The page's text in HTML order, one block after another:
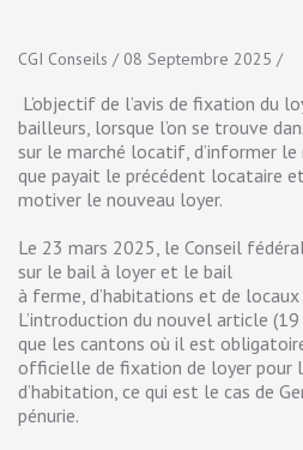
CGI Conseils / 08 Septembre 2025 /
L’objectif de l’avis de fixation du
bailleurs, lorsque l’on se trouve
sur le marché locatif, d’informer
que payait le précédent locataire
motiver le nouveau loyer.
Le 23 mars 2025, le Conseil
sur le bail à loyer et le bail
à ferme, d’habitations et de
L’introduction du nouvel article
que les cantons où il est
officielle de fixation de loyer pour
d’habitation, ce qui est le cas de
pénurie.